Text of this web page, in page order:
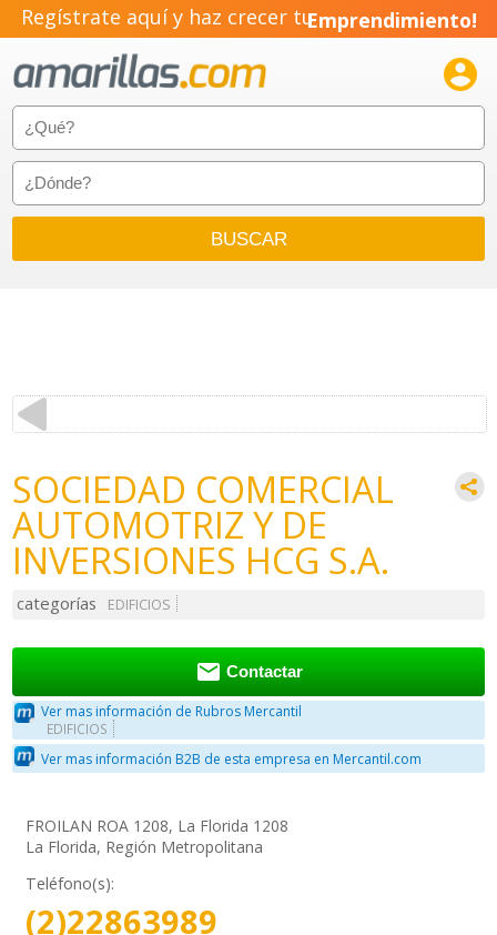
Regístrate aquí y haz crecer tuEmprendimiento!

SOCIEDAD COMERCIAL
AUTOMOTRIZ Y DE
INVERSIONES HCG S.A.
categorías EDIFICIOS
 Contactar
Ver mas información de Rubros Mercantil
EDIFICIOS
Ver mas información B2B de esta empresa en Mercantil.com
FROILAN ROA 1208, La Florida 1208
La Florida, Región Metropolitana
Teléfono(s):
(2)22863989